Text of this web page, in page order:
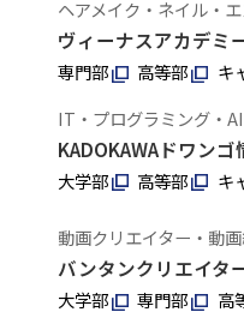
ヘアメイク・ネイル・
ヴィーナスアカデミ
専門部 高等部
キ
IT・プログラミング・
KADOKAWAドワン
大学部 高等部 キ
動画クリエイター・動
バンタンクリエイタ
大学部 専門部 高